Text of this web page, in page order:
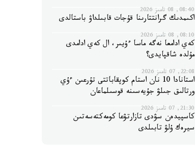
08:40, 08 تامىز 2026
اكىمدىك گرانتتارىنا قۇجات قابىلداۋ باستالدى
08:10, 08 تامىز 2026
كەي ادامعا نەگە ماسا ءۇيىر، ال كەي ادامدى
مۇلدە شاقپايدى؟
22:08, 07 تامىز 2026
استانادا 10 نان استام كوپقاباتتى تۇرعىن ءۇي
ورتالىق جىلۋ جۇيەسىنە قوسىلماعان
21:30, 07 تامىز 2026
كاسپيدەن سۋدى تازارتۋعا كومەكتەسەتىن
سيرەك ۇلۋ تابىلدى